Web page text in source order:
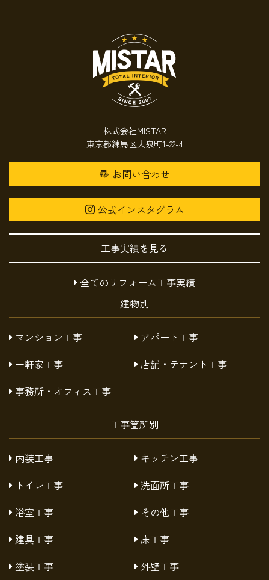
株式会社MISTAR
東京都練馬区大泉町1-22-4
お問い合わせ
公式インスタグラム
工事実績を見る
全てのリフォーム工事実績
建物別
マンション工事
アパート工事
一軒家工事
店舗・テナント工事
事務所・オフィス工事
工事箇所別
内装工事
キッチン工事
トイレ工事
洗面所工事
浴室工事
その他工事
建具工事
床工事
塗装工事
外壁工事